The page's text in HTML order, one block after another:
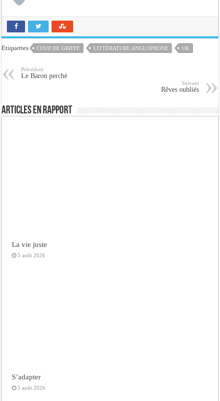
Etiquettes COUP DE GRIFFE LITTÉRATURE ANGLOPHONE UK
Précédent
Le Baron perché
Suivant
Rêves oubliés
Articles en rapport
La vie juste
5 août 2026
S’adapter
5 août 2026